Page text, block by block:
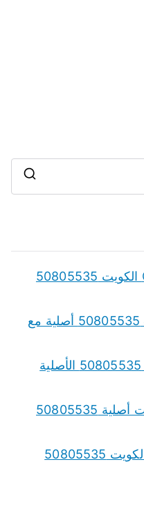
r
قطع غيار شانجان CHANGAN الكويت 50805535
قطع غيار دومي Domi الكويت 50805535 أصلية مع
قطع غيار جيلي Geely الكويت 50805535 الأصلية
قطع غيار جيتور Jetour بالكويت أصلية 50805535
قطع غيار بايك BAIC الأصلية بالكويت 50805535